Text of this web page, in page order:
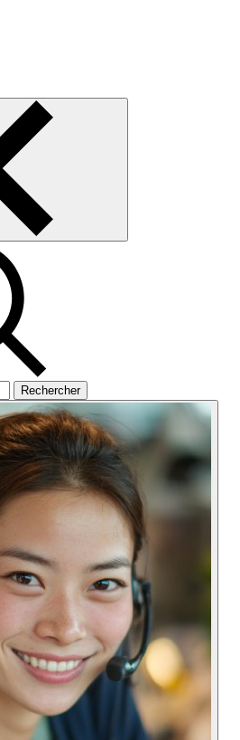
Rechercher